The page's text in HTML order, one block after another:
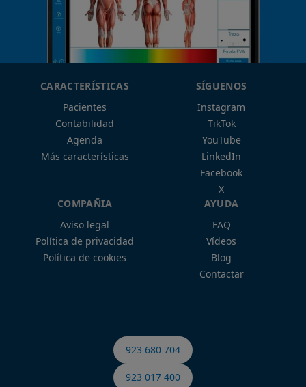
CARACTERÍSTICAS
Pacientes
Contabilidad
Agenda
Más características
SÍGUENOS
Instagram
TikTok
YouTube
LinkedIn
Facebook
X
COMPAÑIA
Aviso legal
Política de privacidad
Política de cookies
AYUDA
FAQ
Vídeos
Blog
Contactar
923 680 704
923 017 400